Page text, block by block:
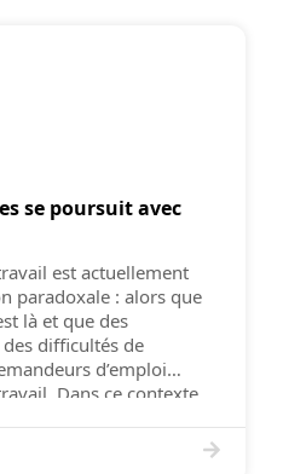
se poursuit avec
est actuellement
paradoxale : alors que
là et que des
difficultés de
d’emploi
Dans ce contexte,
Objectif du […]